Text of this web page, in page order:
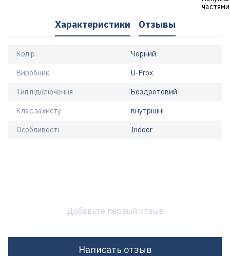
Характеристики Отзывы
Колір Чорний
Виробник U-Prox
Тип підключення Бездротовий
Клас захисту внутрішні
Особливості Indoor
Добавьте первый отзыв
Написать отзыв